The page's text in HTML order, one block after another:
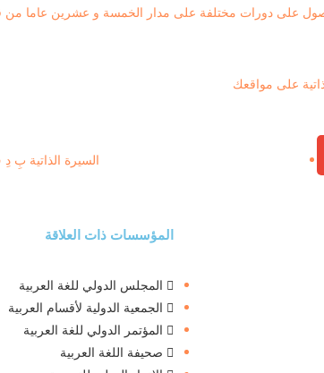
على دورات مختلفة على مدار الخمسة و عشرين عاما من قبل
على مواقعك
السيرة الذاتية بِ
المؤسسات ذات العلاقة
المجلس الدولي للغة العربية
الجمعية الدولية لأقسام العربية
المؤتمر الدولي للغة العربية
صحيفة اللغة العربية